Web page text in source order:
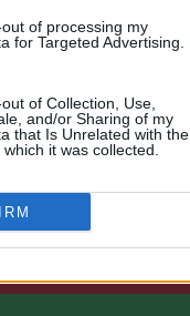
of processing my
for Targeted Advertising.
of Collection, Use,
and/or Sharing of my
that Is Unrelated with the
it was collected.